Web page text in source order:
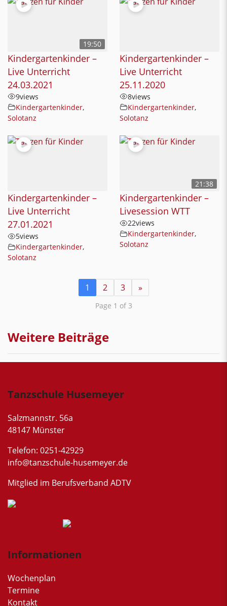
19:50
Kindergartenkinder –
Live Unterricht
24.03.2021
9views
Kindergartenkinder,
Solotanz
Kindergartenkinder –
Live Unterricht
25.11.2020
8views
Kindergartenkinder,
Solotanz
Kindergartenkinder –
Live Unterricht
27.01.2021
5views
Kindergartenkinder,
Solotanz
21:38
Kindergartenkinder –
Livesession WTT
22views
Kindergartenkinder,
Solotanz
1 2 3 »
Page 1 of 3
Weitere Beiträge
Tanzschule Husemeyer
Salzmannstr. 56a
48147 Münster
Telefon: 0251-42929
info@tanzschule-husemeyer.de
Mitglied im Berufsverband ADTV
Informationen
Wochenplan
Termine
Kontakt